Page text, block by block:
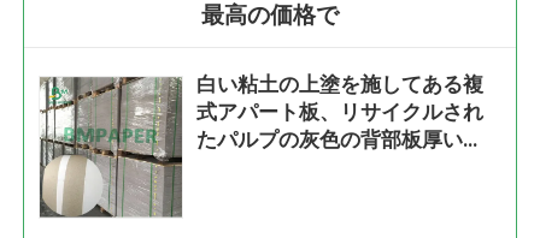
最高の価格で
白い粘土の上塗を施してある複
式アパート板、リサイクルされ
たパルプの灰色の背部板厚い